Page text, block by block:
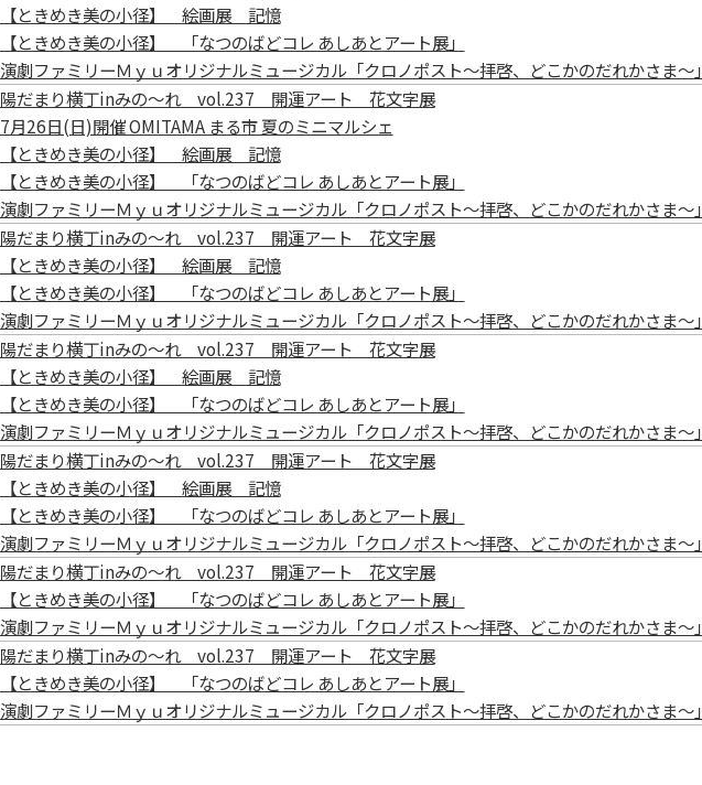
【ときめき美の小径】 絵画展 記憶
【ときめき美の小径】 「なつのばどコレ あしあとアート展」
演劇ファミリーＭｙｕオリジナルミュージカル「クロノポスト～拝啓、どこかのだれかさま～」
陽だまり横丁inみの～れ vol.237 開運アート 花文字展
7月26日(日)開催 OMITAMA まる市 夏のミニマルシェ
【ときめき美の小径】 絵画展 記憶
【ときめき美の小径】 「なつのばどコレ あしあとアート展」
演劇ファミリーＭｙｕオリジナルミュージカル「クロノポスト～拝啓、どこかのだれかさま～」
陽だまり横丁inみの～れ vol.237 開運アート 花文字展
【ときめき美の小径】 絵画展 記憶
【ときめき美の小径】 「なつのばどコレ あしあとアート展」
演劇ファミリーＭｙｕオリジナルミュージカル「クロノポスト～拝啓、どこかのだれかさま～」
陽だまり横丁inみの～れ vol.237 開運アート 花文字展
【ときめき美の小径】 絵画展 記憶
【ときめき美の小径】 「なつのばどコレ あしあとアート展」
演劇ファミリーＭｙｕオリジナルミュージカル「クロノポスト～拝啓、どこかのだれかさま～」
陽だまり横丁inみの～れ vol.237 開運アート 花文字展
【ときめき美の小径】 絵画展 記憶
【ときめき美の小径】 「なつのばどコレ あしあとアート展」
演劇ファミリーＭｙｕオリジナルミュージカル「クロノポスト～拝啓、どこかのだれかさま～」
陽だまり横丁inみの～れ vol.237 開運アート 花文字展
【ときめき美の小径】 「なつのばどコレ あしあとアート展」
演劇ファミリーＭｙｕオリジナルミュージカル「クロノポスト～拝啓、どこかのだれかさま～」
陽だまり横丁inみの～れ vol.237 開運アート 花文字展
【ときめき美の小径】 「なつのばどコレ あしあとアート展」
演劇ファミリーＭｙｕオリジナルミュージカル「クロノポスト～拝啓、どこかのだれかさま～」